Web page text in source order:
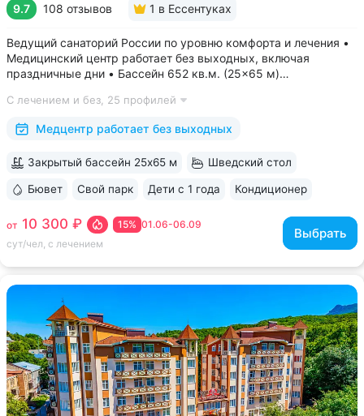
9.7 108 отзывов 1 в Ессентуках
Ведущий санаторий России по уровню комфорта и лечения •
Медицинский центр работает без выходных, включая
праздничные дни • Бассейн 652 кв.м. (25×65 м)
Глубина от 30 до 180 см, есть отдельная детская зона. Рядом
расположены закрытая терраса...
С лечением и без, 25 профилей
Медцентр работает без выходных
01.06-06.09
15%
от 10 300 ₽
сут/чел, с лечением
Выбрать
Закрытый бассейн 25х65 м Шведский стол
Бювет Свой парк Дети с 1 года Кондиционер
ещё 6